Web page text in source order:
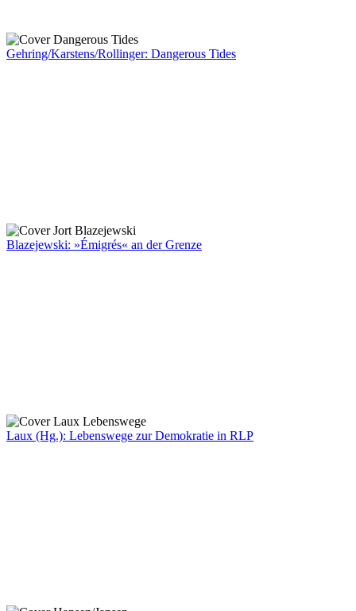
Gehring/Karstens/Rollinger: Dangerous Tides
Blazejewski: »Émigrés« an der Grenze
Laux (Hg.): Lebenswege zur Demokratie in RLP